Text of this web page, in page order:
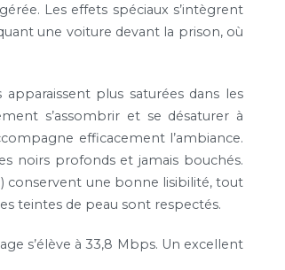
Les effets spéciaux s’intègrent
une voiture devant la prison, où
plus saturées dans les
s’assombrir et se désaturer à
efficacement l’ambiance.
noirs profonds et jamais bouchés.
conservent une bonne lisibilité, tout
teintes de peau sont respectés.
s’élève à 33,8 Mbps. Un excellent